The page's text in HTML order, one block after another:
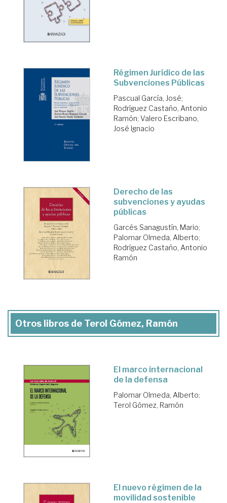
Régimen Jurídico de las
Subvenciones Públicas
Pascual García, José;
Rodríguez Castaño, Antonio
Ramón; Valero Escribano,
José Ignacio
Derecho de las
subvenciones y ayudas
públicas
Garcés Sanagustín, Mario;
Palomar Olmeda, Alberto;
Rodríguez Castaño, Antonio
Ramón
Otros libros de Terol Gómez, Ramón
El marco internacional
de la defensa
Palomar Olmeda, Alberto;
Terol Gómez, Ramón
El nuevo régimen de la
movilidad sostenible